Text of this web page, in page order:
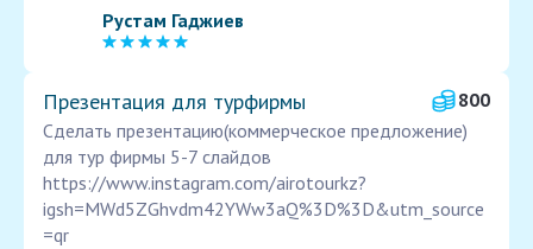
Рустам Гаджиев
Презентация для турфирмы
800
Сделать презентацию(коммерческое предложение)
для тур фирмы 5-7 слайдов
https://www.instagram.com/airotourkz?
igsh=MWd5ZGhvdm42YWw3aQ%3D%3D&utm_source
=qr